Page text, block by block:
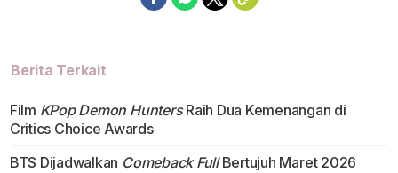
Berita Terkait
Film KPop Demon HuntersRaih Dua Kemenangan di
Critics Choice Awards
BTS Dijadwalkan Comeback FullBertujuh Maret 2026